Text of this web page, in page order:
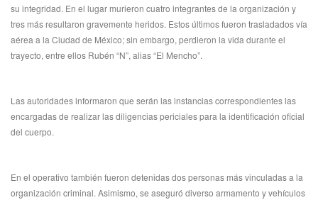
su integridad. En el lugar murieron cuatro integrantes de la organización y
tres más resultaron gravemente heridos. Estos últimos fueron trasladados vía
aérea a la Ciudad de México; sin embargo, perdieron la vida durante el
trayecto, entre ellos Rubén “N”, alias “El Mencho”.
Las autoridades informaron que serán las instancias correspondientes las
encargadas de realizar las diligencias periciales para la identificación oficial
del cuerpo.
En el operativo también fueron detenidas dos personas más vinculadas a la
organización criminal. Asimismo, se aseguró diverso armamento y vehículos